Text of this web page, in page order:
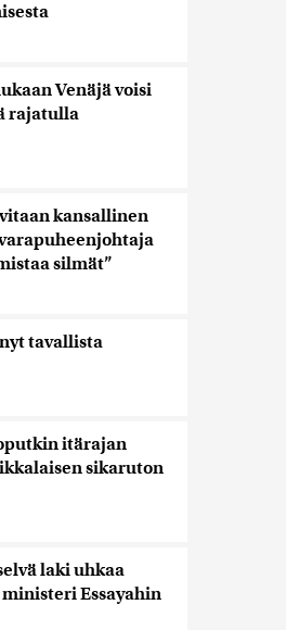
Venäjä voisi
rajatulla
kansallinen
silmät”
tavallista
itärajan
sikaruton
laki uhkaa
Essayahin